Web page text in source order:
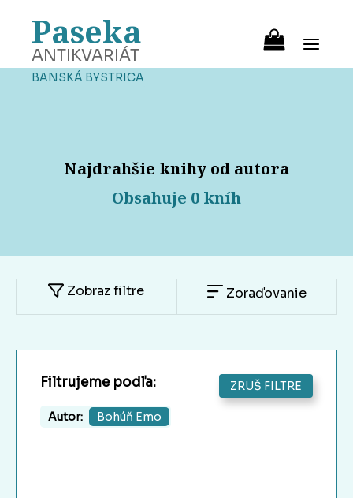
Paseka
ANTIKVARIÁT
BANSKÁ BYSTRICA
Najdrahšie knihy od autora
Obsahuje 0 kníh
Zobraz filtre Zoraďovanie
Filtrujeme podľa: ZRUŠ FILTRE
Autor: Bohúň Emo